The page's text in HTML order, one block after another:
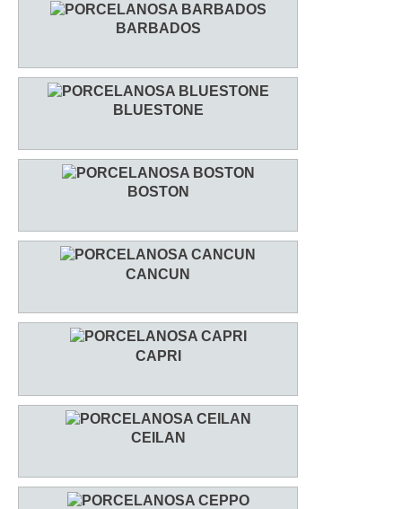
BARBADOS
BLUESTONE
BOSTON
CANCUN
CAPRI
CEILAN